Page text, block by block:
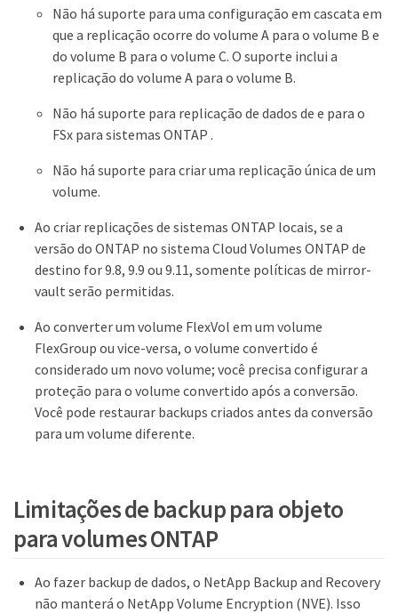
Não há suporte para uma configuração em cascata em
que a replicação ocorre do volume A para o volume B e
do volume B para o volume C. O suporte inclui a
replicação do volume A para o volume B.
Não há suporte para replicação de dados de e para o
FSx para sistemas ONTAP .
Não há suporte para criar uma replicação única de um
volume.
Ao criar replicações de sistemas ONTAP locais, se a
versão do ONTAP no sistema Cloud Volumes ONTAP de
destino for 9.8, 9.9 ou 9.11, somente políticas de mirror-
vault serão permitidas.
Ao converter um volume FlexVol em um volume
FlexGroup ou vice-versa, o volume convertido é
considerado um novo volume; você precisa configurar a
proteção para o volume convertido após a conversão.
Você pode restaurar backups criados antes da conversão
para um volume diferente.
Limitações de backup para objeto
para volumes ONTAP
Ao fazer backup de dados, o NetApp Backup and Recovery
não manterá o NetApp Volume Encryption (NVE). Isso